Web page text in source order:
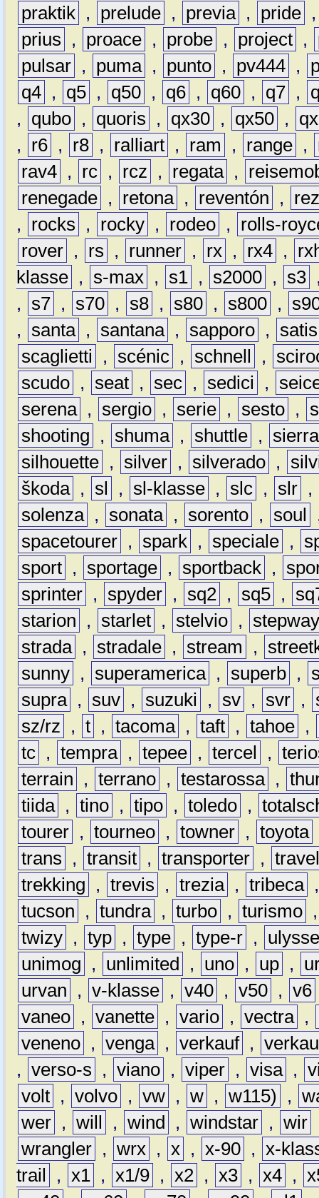
praktik , prelude , previa , pride
prius
, proace , probe , project ,
pulsar , puma , punto , pv444 ,
q4 , q5 , q50 , q6 , q60 , q7 ,
,
qubo , quoris , qx30 , qx50 ,
,
r6 , r8 , ralliart , ram , range ,
rav4 , rc , rcz , regata ,
renegade , retona , reventón ,
,
rocks , rocky , rodeo ,
rolls-
rover , rs , runner , rx , rx4 ,
klasse , s-max , s1 , s2000 , s3
,
s7 , s70 , s8 , s80 , s800 ,
,
santa , santana , sapporo ,
satis
scaglietti
, scénic , schnell ,
scudo , seat , sec , sedici ,
serena , sergio , serie , sesto ,
shooting
, shuma , shuttle ,
sierra
silhouette , silver , silverado ,
škoda , sl , sl-klasse , slc , slr ,
solenza , sonata , sorento , soul
spacetourer , spark , speciale ,
sport , sportage , sportback ,
sprinter , spyder , sq2 , sq5 ,
starion
, starlet , stelvio ,
strada , stradale , stream ,
sunny , superamerica , superb ,
supra , suv , suzuki , sv , svr ,
sz/rz
, t , tacoma , taft , tahoe ,
tc , tempra , tepee , tercel ,
terrain
, terrano , testarossa ,
tiida , tino , tipo , toledo ,
tourer , tourneo , towner , toyota
trans
, transit , transporter ,
trekking
, trevis , trezia , tribeca
tucson
, tundra , turbo , turismo
twizy , typ , type , type-r ,
unimog
, unlimited , uno , up ,
urvan
, v-klasse , v40 , v50 , v6
vaneo , vanette , vario , vectra ,
veneno , venga , verkauf ,
, verso-s , viano , viper , visa ,
volt , volvo , vw , w , w115) ,
wer , will , wind , windstar , wir
wrangler , wrx , x , x-90 , x-
trail
, x1 , x1/9 , x2 , x3 , x4 ,